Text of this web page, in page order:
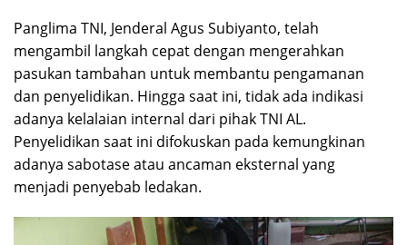
Panglima TNI, Jenderal Agus Subiyanto, telah
mengambil langkah cepat dengan mengerahkan
pasukan tambahan untuk membantu pengamanan
dan penyelidikan. Hingga saat ini, tidak ada indikasi
adanya kelalaian internal dari pihak TNI AL.
Penyelidikan saat ini difokuskan pada kemungkinan
adanya sabotase atau ancaman eksternal yang
menjadi penyebab ledakan.